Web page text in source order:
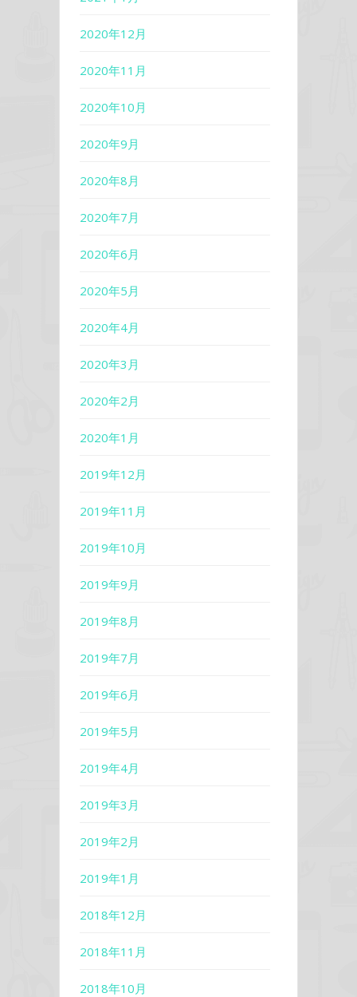
2020年12月
2020年11月
2020年10月
2020年9月
2020年8月
2020年7月
2020年6月
2020年5月
2020年4月
2020年3月
2020年2月
2020年1月
2019年12月
2019年11月
2019年10月
2019年9月
2019年8月
2019年7月
2019年6月
2019年5月
2019年4月
2019年3月
2019年2月
2019年1月
2018年12月
2018年11月
2018年10月